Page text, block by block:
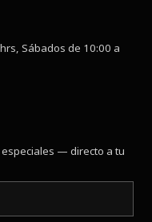
Sábados de 10:00 a
— directo a tu